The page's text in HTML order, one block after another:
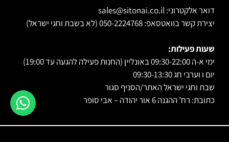
דואר אלקטרוני: sales@sitonai.co.il
יצירת קשר בוואטסאפ: 050-2224768 (לא בשבת וחגי ישראל)
שעות פעילות:
ימי א-ה 09:30-22:00 באונליין (החנות פעילה להגעה עד 19:00)
יום ו וערבי חג 09:30-13:30
שבת וחגי ישראל האתר/הסניף סגור
כתובת: רח’ ההגנה 6 אור יהודה – אבי סופר